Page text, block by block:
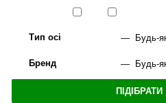
Тип осі
Бренд